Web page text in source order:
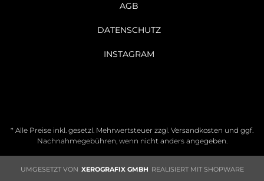
AGB
DATENSCHUTZ
INSTAGRAM
* Alle Preise inkl. gesetzl. Mehrwertsteuer zzgl. Versandkosten und ggf.
Nachnahmegebühren, wenn nicht anders angegeben.
UMGESETZT VON XEROGRAFIX GMBH REALISIERT MIT SHOPWARE